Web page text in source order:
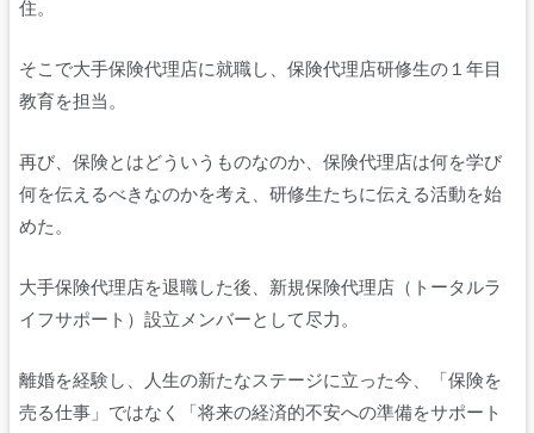
住。
そこで大手保険代理店に就職し、保険代理店研修生の１年目
教育を担当。
再び、保険とはどういうものなのか、保険代理店は何を学び
何を伝えるべきなのかを考え、研修生たちに伝える活動を始
めた。
大手保険代理店を退職した後、新規保険代理店（トータルラ
イフサポート）設立メンバーとして尽力。
離婚を経験し、人生の新たなステージに立った今、「保険を
売る仕事」ではなく「将来の経済的不安への準備をサポート